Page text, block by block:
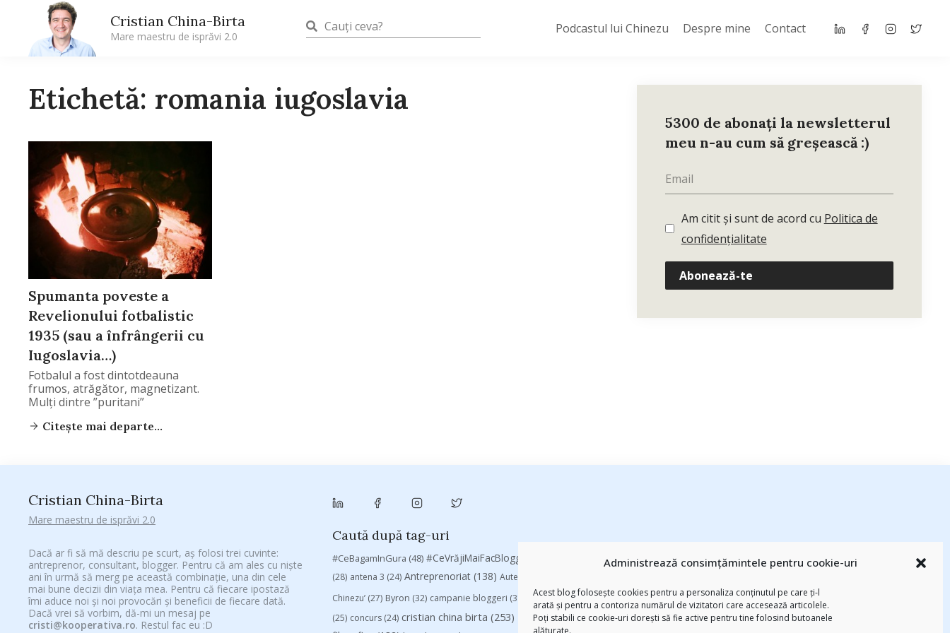
Administrează consimțămintele pentru cookie-uri
Acest blog folosește cookies pentru a personaliza conținutul pe care ți-l
arată și pentru a contoriza numărul de vizitatori care accesează articolele.
Poți stabili ce cookie-uri dorești să fie active pentru tine folosind butoanele
alăturate.
Cristian China-Birta
Mare maestru de isprăvi 2.0
Podcastul lui Chinezu Despre mine Contact
Etichetă: romania iugoslavia
Spumanta poveste a
Revelionului fotbalistic
1935 (sau a înfrângerii cu
Iugoslavia…)
Fotbalul a fost dintotdeauna
frumos, atrăgător, magnetizant.
Mulți dintre ”puritani”
Citește mai departe...
5300 de abonați la newsletterul
meu n-au cum să greșească :)
Am citit și sunt de acord cu Politica de
confidențialitate
Abonează-te
Cristian China-Birta
Mare maestru de isprăvi 2.0
Dacă ar fi să mă descriu pe scurt, aș folosi trei cuvinte:
antreprenor, consultant, blogger. Pentru că am ales cu niște
ani în urmă să merg pe această combinație, una din cele
mai bune decizii din viața mea. Pentru că fiecare ipostază
îmi aduce noi și noi provocări și beneficii de fiecare dată.
Dacă vrei să vorbim, dă-mi un mesaj pe
cristi@kooperativa.ro. Restul fac eu :D
Caută după tag-uri
#CeBagamInGura (48) #CeVrăjiMaiFacBloggerii #PoateVăInteresează (94) #PrinThailandaMea(27) #ZiuaȘiProdusul(23)
(28) antena 3 (24) Antreprenoriat (138) Autenticitate
Chinezu’ (27) Byron (32) campanie bloggeri (31) campanie pentru bloggeri(29) champions league(25) chinezu (2339)
(25) concurs (24) cristian china birta (253) Despre cartile pe care le-am citit (258) digital(154) federatia romana de rugby